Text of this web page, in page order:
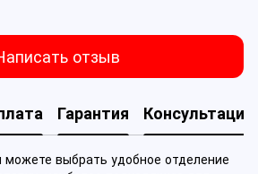
отзыв
Гарантия Консультация
выбрать удобное отделение